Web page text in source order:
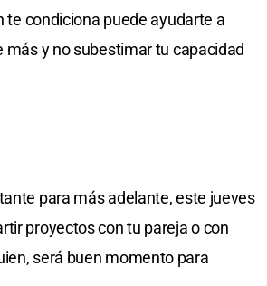
te condiciona puede ayudarte a
y no subestimar tu capacidad
para más adelante, este jueves
proyectos con tu pareja o con
será buen momento para